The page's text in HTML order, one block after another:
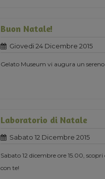
Buon Natale!
Giovedi 24 Dicembre 2015
Gelato Museum vi augura un sereno
Laboratorio di Natale
Sabato 12 Dicembre 2015
Sabato 12 dicembre ore 15.00,
con te!